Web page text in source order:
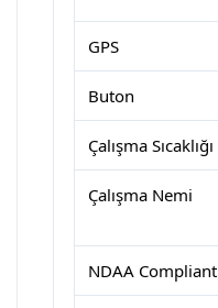
GPS
Buton
Çalışma Sıcaklığı
Çalışma Nemi
NDAA Compliant